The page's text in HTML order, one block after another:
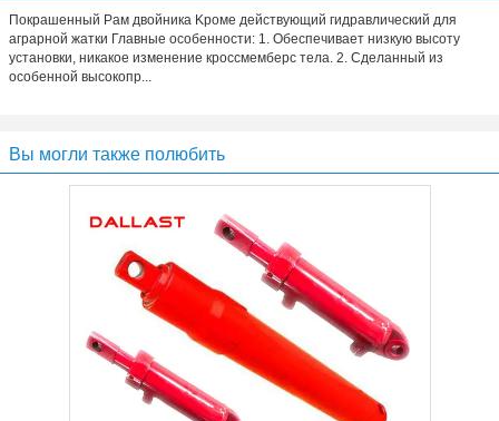
Покрашенный Рам двойника Kроме действующий гидравлический для
аграрной жатки Главные особенности: 1. Обеспечивает низкую высоту
установки, никакое изменение кроссмемберс тела. 2. Сделанный из
особенной высокопр...
Вы могли также полюбить